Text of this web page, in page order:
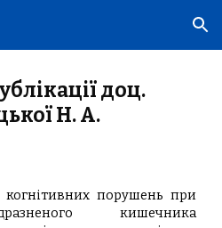
Skip to navigation
доц.
Н. А.
когнітивних порушень при
кишечника